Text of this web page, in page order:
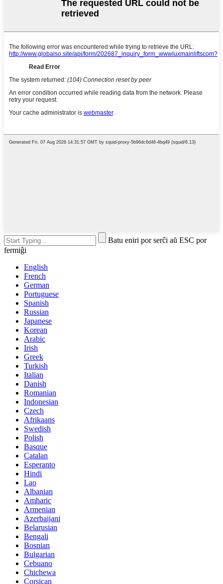
Batu eniri por serĉi aŭ ESC por
fermiĝi
English
French
German
Portuguese
Spanish
Russian
Japanese
Korean
Arabic
Irish
Greek
Turkish
Italian
Danish
Romanian
Indonesian
Czech
Afrikaans
Swedish
Polish
Basque
Catalan
Esperanto
Hindi
Lao
Albanian
Amharic
Armenian
Azerbaijani
Belarusian
Bengali
Bosnian
Bulgarian
Cebuano
Chichewa
Corsican